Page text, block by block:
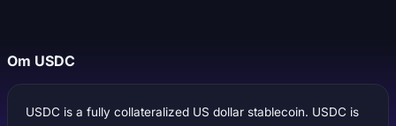
Om USDC
USDC is a fully collateralized US dollar stablecoin. USDC is